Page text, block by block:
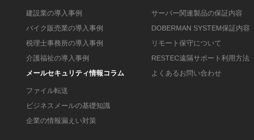
建設業の導入事例
バイク販売業の導入事例
税理士事務所の導入事例
介護福祉の導入事例
メールセキュリティ情報コラム
ファイル転送
ビジネスメールの基礎知識
企業の情報漏えい対策
サーバー関連製品の保証内容
DOBERMAN SYSTEM保証内容
リモート保守について
RESTEC遠隔サポート利用方法
よくあるお問い合わせ